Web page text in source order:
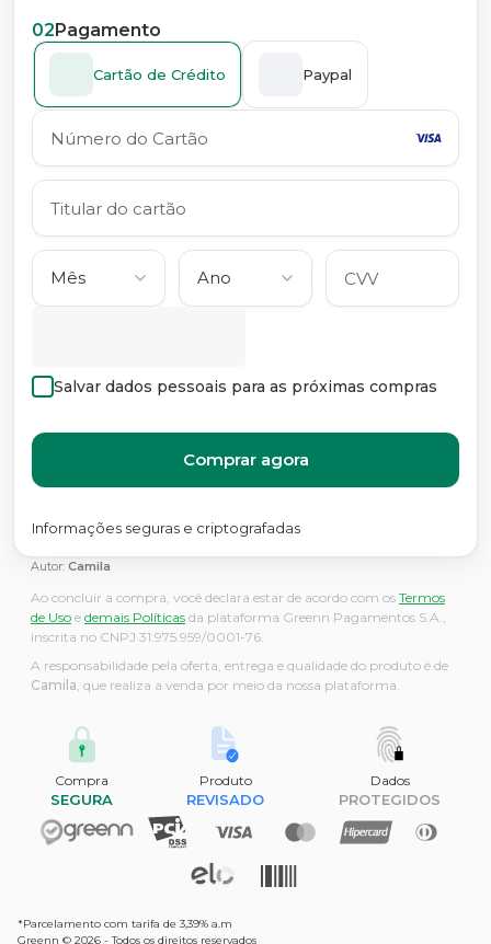
02Pagamento
Cartão de Crédito Paypal
Salvar dados pessoais para as próximas compras
Comprar agora
Informações seguras e criptografadas
Autor: Camila
Ao concluir a compra, você declara estar de acordo com os Termos
de Uso e demais Políticas da plataforma Greenn Pagamentos S.A.,
inscrita no CNPJ 31.975.959/0001-76.
A responsabilidade pela oferta, entrega e qualidade do produto é de
Camila, que realiza a venda por meio da nossa plataforma.
Compra
SEGURA
Produto
REVISADO
Dados
PROTEGIDOS
*Parcelamento com tarifa de 3,39% a.m
Greenn © 2026 - Todos os direitos reservados